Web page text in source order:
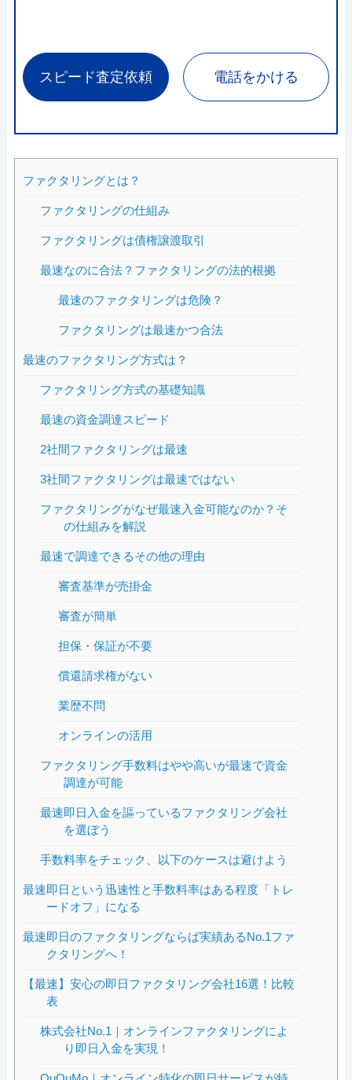
スピード査定依頼 電話をかける
ファクタリングとは？
ファクタリングの仕組み
ファクタリングは債権譲渡取引
最速なのに合法？ファクタリングの法的根拠
最速のファクタリングは危険？
ファクタリングは最速かつ合法
最速のファクタリング方式は？
ファクタリング方式の基礎知識
最速の資金調達スピード
2社間ファクタリングは最速
3社間ファクタリングは最速ではない
ファクタリングがなぜ最速入金可能なのか？そ
の仕組みを解説
最速で調達できるその他の理由
審査基準が売掛金
審査が簡単
担保・保証が不要
償還請求権がない
業歴不問
オンラインの活用
ファクタリング手数料はやや高いが最速で資金
調達が可能
最速即日入金を謳っているファクタリング会社
を選ぼう
手数料率をチェック、以下のケースは避けよう
最速即日という迅速性と手数料率はある程度「トレ
ードオフ」になる
最速即日のファクタリングならば実績あるNo.1ファ
クタリングへ！
【最速】安心の即日ファクタリング会社16選！比較
表
株式会社No.1｜オンラインファクタリングによ
り即日入金を実現！